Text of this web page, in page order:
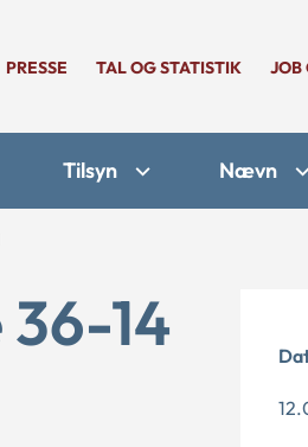
PRESSE TAL OG STATISTIK JOB
Tilsyn Nævn
14